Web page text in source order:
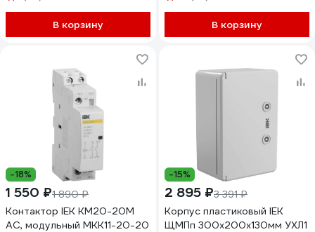
В корзину В корзину
-18%
1 550 ₽1 890 ₽
Контактор IEK КМ20-20М
AC, модульный MKK11-20-20
-15%
2 895 ₽3 391 ₽
Корпус пластиковый IEK
ЩМПп 300х200х130мм УХЛ1